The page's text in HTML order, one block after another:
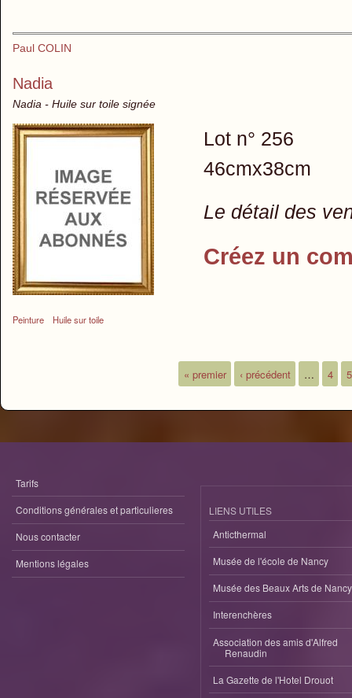
Paul COLIN
Nadia
Nadia - Huile sur toile signée
Peinture Huile sur toile
Lot n° 256
46cmx38cm
Le détail des
Créez un
« premier ‹ précédent … 4 5
Tarifs
Conditions générales et particulieres
Nous contacter
Mentions légales
LIENS UTILES
Anticthermal
Musée de l'école de Nancy
Musée des Beaux Arts de Nancy
Interenchères
Association des amis d'Alfred
Renaudin
La Gazette de l'Hotel Drouot